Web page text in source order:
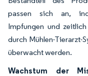
passen sich an,
Impfungen und
durch Mühlen-Tierarzt-
überwacht werden.
Wachstum der